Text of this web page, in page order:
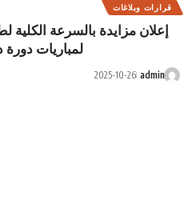
لطرح ريع الحضور الجماهيري
دورة درع وزارة الرياضة والشباب